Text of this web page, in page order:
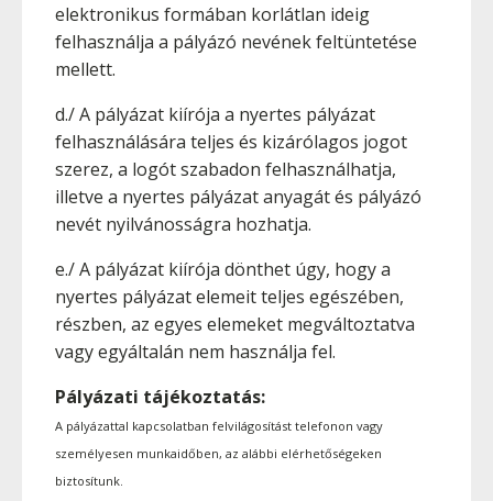
elektronikus formában korlátlan ideig
felhasználja a pályázó nevének feltüntetése
mellett.
d./ A pályázat kiírója a nyertes pályázat
felhasználására teljes és kizárólagos jogot
szerez, a logót szabadon felhasználhatja,
illetve a nyertes pályázat anyagát és pályázó
nevét nyilvánosságra hozhatja.
e./ A pályázat kiírója dönthet úgy, hogy a
nyertes pályázat elemeit teljes egészében,
részben, az egyes elemeket megváltoztatva
vagy egyáltalán nem használja fel.
Pályázati tájékoztatás:
A pályázattal kapcsolatban felvilágosítást telefonon vagy
személyesen munkaidőben, az alábbi elérhetőségeken
biztosítunk.